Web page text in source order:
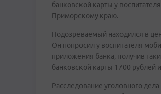
банковской карты у
Приморскому краю.
Подозреваемый находился в
Он попросил у воспитателя
приложения банка, получив
банковской карты 1700 рублей
Расследование уголовного